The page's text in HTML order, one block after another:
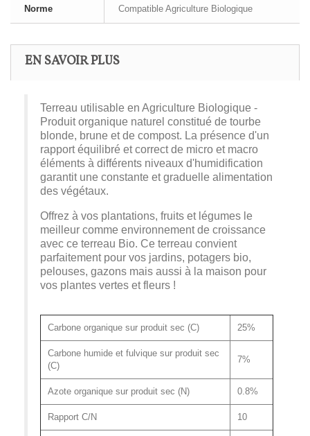
Norme Compatible Agriculture Biologique
EN SAVOIR PLUS
Terreau utilisable en Agriculture Biologique -
Produit organique naturel constitué de tourbe
blonde, brune et de compost. La présence d'un
rapport équilibré et correct de micro et macro
éléments à différents niveaux d'humidification
garantit une constante et graduelle alimentation
des végétaux.
Offrez à vos plantations, fruits et légumes le
meilleur comme environnement de croissance
avec ce terreau Bio. Ce terreau convient
parfaitement pour vos jardins, potagers bio,
pelouses, gazons mais aussi à la maison pour
vos plantes vertes et fleurs !
Carbone organique sur produit sec (C) 25%
Carbone humide et fulvique sur produit sec
(C)
7%
Azote organique sur produit sec (N) 0.8%
Rapport C/N 10